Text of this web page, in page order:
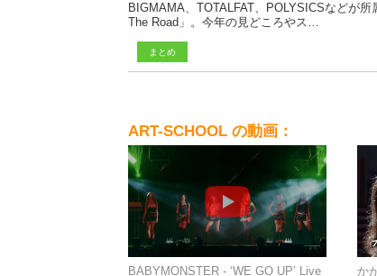
まとめ
BIGMAMA、TOTALFAT、POLYSICSなどが
The Road」。今年の見どころやス…
ART-SCHOOL の動画：
BABYMONSTER - ‘WE GO UP’ Live か